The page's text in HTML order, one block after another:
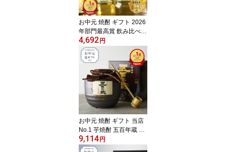
〈焼酎6222〉
お中元 焼酎 ギフト 2026
年部門最高賞 飲み比べセ
ット 田苑 ゴールド ＆ E
NVELHECIDA （エンヴ
ェレシーダ）25度 720ml
700ml 2本セット 麦焼酎
芋焼酎 いも焼酎 還暦祝
プレゼント 熟成 糖質ゼ
ロ プリン体ゼロ〈焼酎6
103〉
4,692円
お中元 焼酎 ギフト 当店
No.1 芋焼酎 五百年蔵 甕
貯蔵 1800ml 25度 最高級
母の日 お酒 田苑 いも焼
9,114円